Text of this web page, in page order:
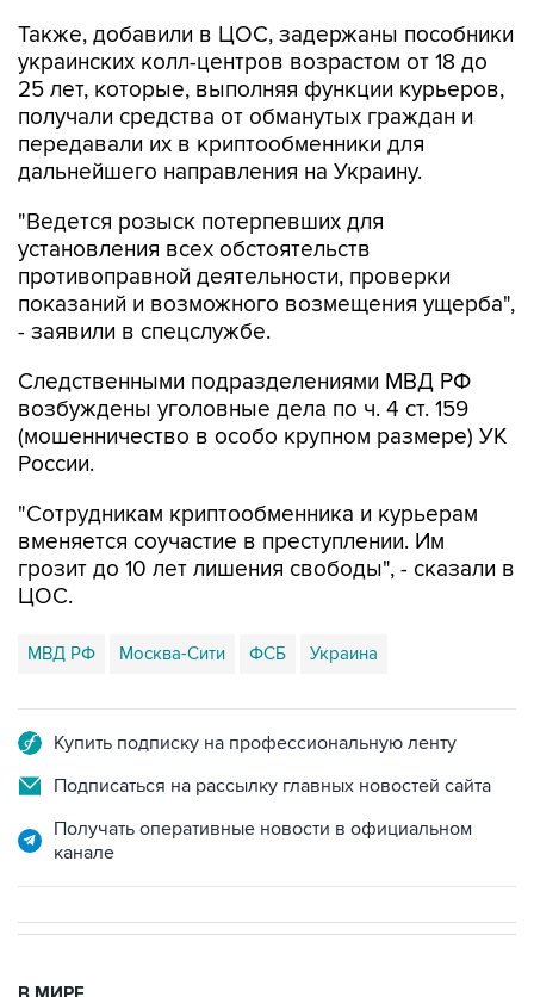
Также, добавили в ЦОС, задержаны пособники
украинских колл-центров возрастом от 18 до
25 лет, которые, выполняя функции курьеров,
получали средства от обманутых граждан и
передавали их в криптообменники для
дальнейшего направления на Украину.
"Ведется розыск потерпевших для
установления всех обстоятельств
противоправной деятельности, проверки
показаний и возможного возмещения ущерба",
- заявили в спецслужбе.
Следственными подразделениями МВД РФ
возбуждены уголовные дела по ч. 4 ст. 159
(мошенничество в особо крупном размере) УК
России.
"Сотрудникам криптообменника и курьерам
вменяется соучастие в преступлении. Им
грозит до 10 лет лишения свободы", - сказали в
ЦОС.
МВД РФ Москва-Сити ФСБ Украина
Купить подписку на профессиональную ленту
Подписаться на рассылку главных новостей сайта
Получать оперативные новости в официальном
канале